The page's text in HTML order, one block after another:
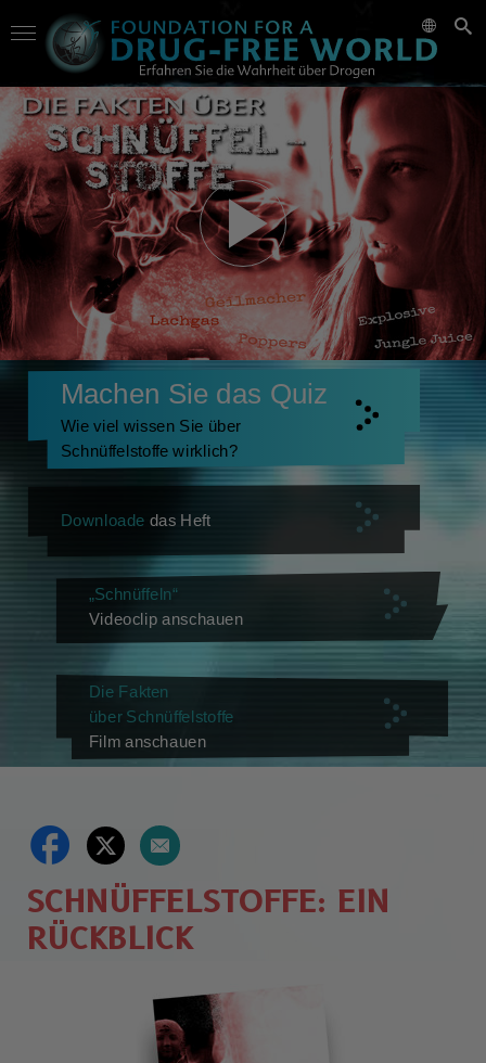
Machen Sie das Quiz
Wie viel wissen Sie über
Schnüffelstoffe wirklich?
Downloade das Heft
„Schnüffeln“
Videoclip anschauen
Die Fakten
über Schnüffelstoffe
Film anschauen
SCHNÜFFELSTOFFE: EIN
RÜCKBLICK